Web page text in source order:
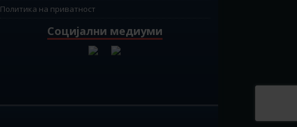
Политика на приватност
Социјални медиуми